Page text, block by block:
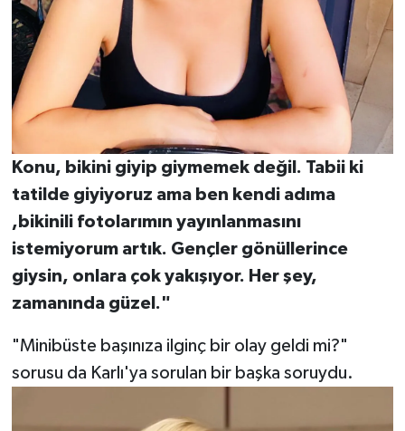
Konu, bikini giyip giymemek değil. Tabii ki
tatilde giyiyoruz ama ben kendi adıma
,bikinili fotolarımın yayınlanmasını
istemiyorum artık. Gençler gönüllerince
giysin, onlara çok yakışıyor. Her şey,
zamanında güzel."
"Minibüste başınıza ilginç bir olay geldi mi?"
sorusu da Karlı'ya sorulan bir başka soruydu.